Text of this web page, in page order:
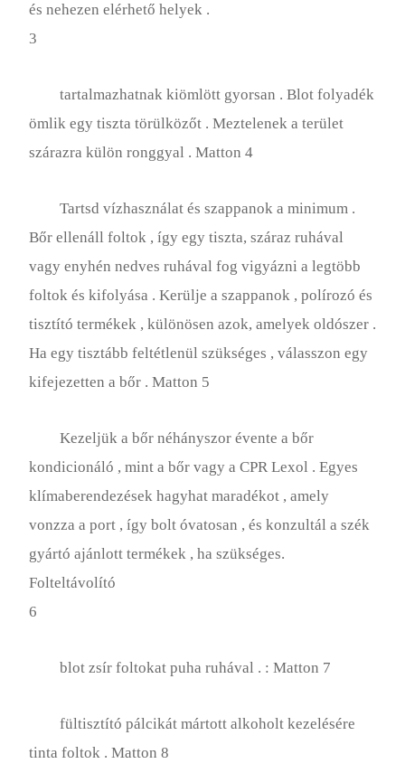
és nehezen elérhető helyek .
3
tartalmazhatnak kiömlött gyorsan . Blot folyadék
ömlik egy tiszta törülközőt . Meztelenek a terület
szárazra külön ronggyal . Matton 4
Tartsd vízhasználat és szappanok a minimum .
Bőr ellenáll foltok , így egy tiszta, száraz ruhával
vagy enyhén nedves ruhával fog vigyázni a legtöbb
foltok és kifolyása . Kerülje a szappanok , polírozó és
tisztító termékek , különösen azok, amelyek oldószer .
Ha egy tisztább feltétlenül szükséges , válasszon egy
kifejezetten a bőr . Matton 5
Kezeljük a bőr néhányszor évente a bőr
kondicionáló , mint a bőr vagy a CPR Lexol . Egyes
klímaberendezések hagyhat maradékot , amely
vonzza a port , így bolt óvatosan , és konzultál a szék
gyártó ajánlott termékek , ha szükséges.
Folteltávolító
6
blot zsír foltokat puha ruhával . : Matton 7
fültisztító pálcikát mártott alkoholt kezelésére
tinta foltok . Matton 8